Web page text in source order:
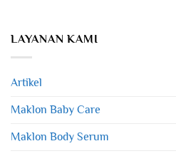
LAYANAN KAMI
Artikel
Maklon Baby Care
Maklon Body Serum